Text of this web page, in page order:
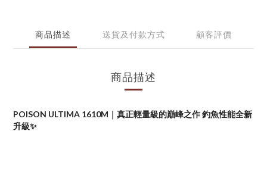
商品描述 送貨及付款方式 顧客評價
商品描述
POISON ULTIMA 1610M｜真正輕量級的巔峰之作 釣魚性能全新
升級✨